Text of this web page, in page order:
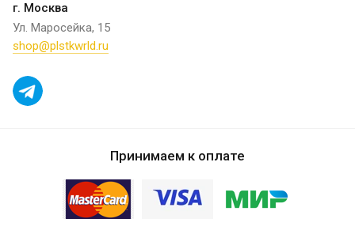
г. Москва
Ул. Маросейка, 15
shop@plstkwrld.ru
Принимаем к оплате